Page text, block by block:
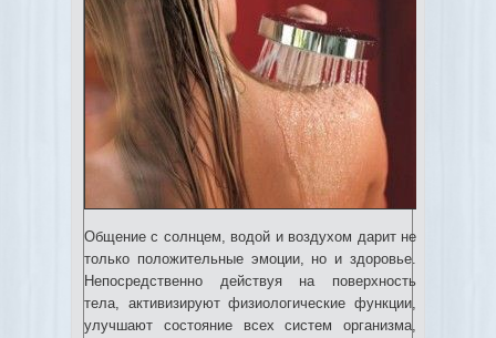
Общение с солнцем, водой и воздухом дарит не
только положительные эмоции, но и здоровье.
Непосредственно действуя на поверхность
тела, активизируют физиологические функции,
улучшают состояние всех систем организма,